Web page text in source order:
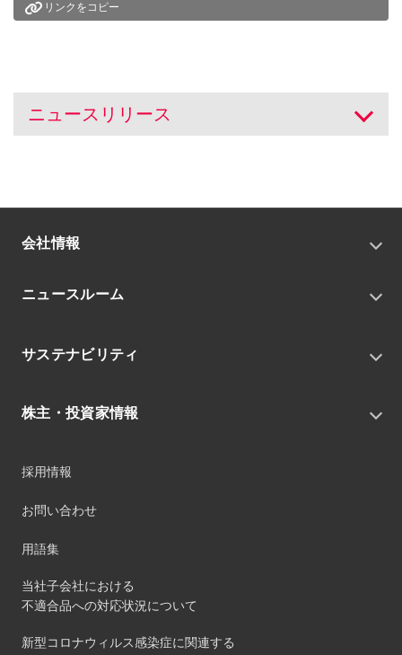
リンクをコピー
ニュースリリース 開く
会社情報
会社概要
中期経営戦略
役員
事業
ニュースルーム
トピックス
IRニュース
サステナビリティ
環境
ガバナンス
マテリアリティ
サステナビリティデータ
第三者保証
社外団体への加盟
株主・投資家情報
財務ハイライト
IRカレンダー
個人投資家のみなさまへ
採用情報
お問い合わせ
用語集
当社子会社における
不適合品への対応状況について
新型コロナウィルス感染症に関連する